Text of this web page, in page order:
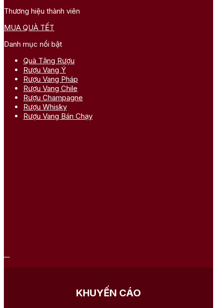
Thương hiệu thành viên
MUA QUÀ TẾT
Danh mục nổi bật
Quà Tặng Rượu
Rượu Vang Ý
Rượu Vang Pháp
Rượu Vang Chile
Rượu Champagne
Rượu Whisky
Rượu Vang Bán Chạy
KHUYẾN CÁO